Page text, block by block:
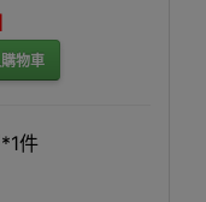
物車
件